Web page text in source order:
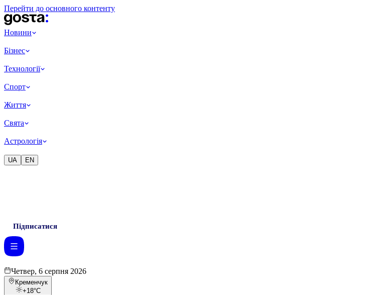
Перейти до основного контенту
Новини
Бізнес
Технології
Спорт
Життя
Свята
Астрологія
UA EN
Підписатися
Четвер, 6 серпня 2026
Кременчук
+18°C